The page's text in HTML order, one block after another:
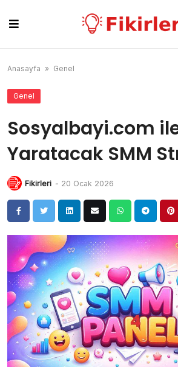
content
Anasayfa » Genel
Genel
Sosyalbayi.com
Yaratacak SMM
Fikirleri - 20 Ocak 2026